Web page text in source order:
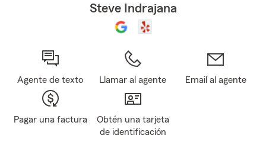
Steve Indrajana
Agente de texto Llamar al agente Email al agente
Pagar una factura
Obtén una tarjeta
de identificación